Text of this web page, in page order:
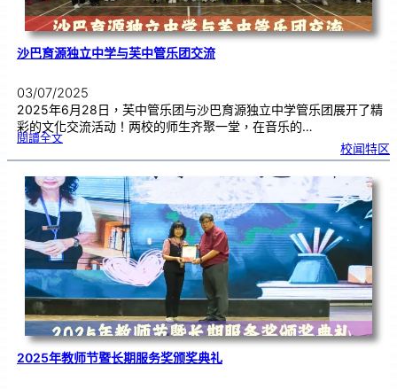
沙巴育源独立中学与芙中管乐团交流
03/07/2025
2025年6月28日，芙中管乐团与沙巴育源独立中学管乐团展开了精
彩的文化交流活动！两校的师生齐聚一堂，在音乐的…
閱讀全文:沙
源
立
中
学
与
芙
中
管
流
校闻特区
2025年教师节暨长期服务奖颁奖典礼